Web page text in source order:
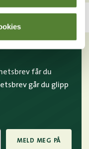
FRA
får du
går du glipp
MELD MEG PÅ